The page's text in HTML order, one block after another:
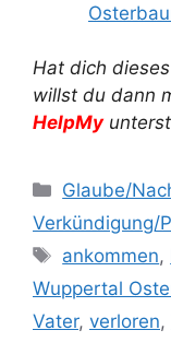
Hat dich
willst du dann
HelpMy
Kategorien
Glaube/
Verkündigung/
ankommen,
Wuppertal
Vater, verloren,